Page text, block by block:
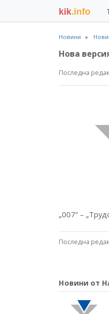
kik.info
Новини
Нова
Последна
„007“ –
Последна
Новини от